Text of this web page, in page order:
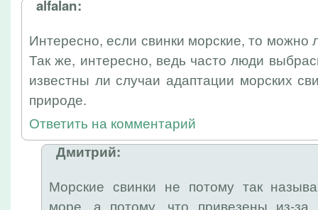
alfalan:
Интересно, если свинки морские, то можно
Так же, интересно, ведь часто люди
известны ли случаи адаптации морских
природе.
Ответить на комментарий
Дмитрий:
Морские свинки не потому так
море, а потому, что привезены из-